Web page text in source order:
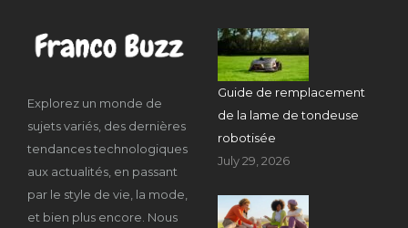
Explorez un monde de
sujets variés, des dernières
tendances technologiques
aux actualités, en passant
par le style de vie, la mode,
et bien plus encore. Nous
Guide de remplacement
de la lame de tondeuse
robotisée
July 29, 2026